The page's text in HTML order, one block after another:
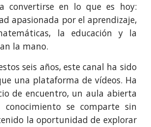
convertirse en lo que es hoy:
apasionada por el aprendizaje,
la educación y la
la mano.
seis años, este canal ha sido
una plataforma de vídeos. Ha
de encuentro, un aula abierta
se comparte sin
la oportunidad de explorar